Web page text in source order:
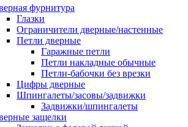
фурнитура
Глазки
Ограничители дверные/настенные
Петли дверные
Гаражные петли
Петли накладные обычные
Петли-бабочки без врезки
Цифры дверные
Шпингалеты/засовы/задвижки
Задвижки/шпингалеты
защелки